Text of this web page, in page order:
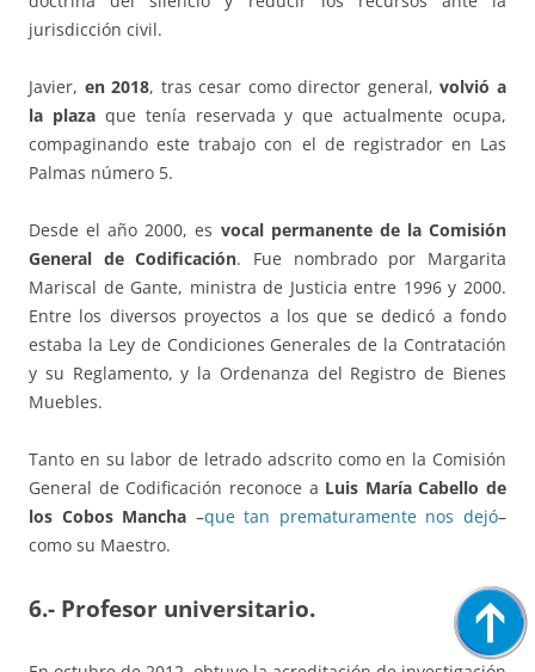
jurisdicción civil.
Javier, en 2018, tras cesar como director general,volvió a
la plazaque tenía reservada y que actualmente ocupa,
compaginando este trabajo con el de registrador en Las
Palmas número 5.
Desde el año 2000, es vocal permanente de la Comisión
General de Codificación. Fue nombrado por Margarita
Mariscal de Gante, ministra de Justicia entre 1996 y 2000.
Entre los diversos proyectos a los que se dedicó a fondo
estaba la Ley de Condiciones Generales de la Contratación
y su Reglamento, y la Ordenanza del Registro de Bienes
Muebles.
Tanto en su labor de letrado adscrito como en la Comisión
General de Codificación reconoce a Luis María Cabello de
los Cobos Mancha –que tan prematuramente nos dejó–
como su Maestro.
6.- Profesor universitario.